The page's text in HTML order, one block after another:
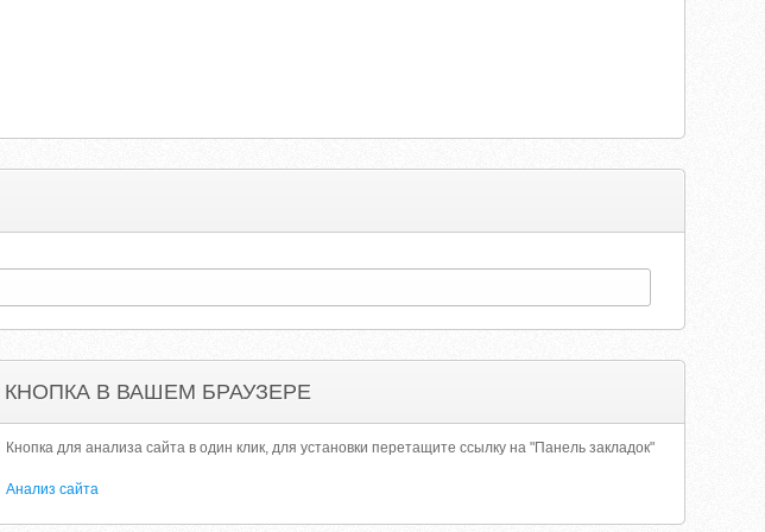
КНОПКА В ВАШЕМ БРАУЗЕРЕ
Кнопка для анализа сайта в один клик, для установки перетащите ссылку на "Панель закладок"
Анализ сайта